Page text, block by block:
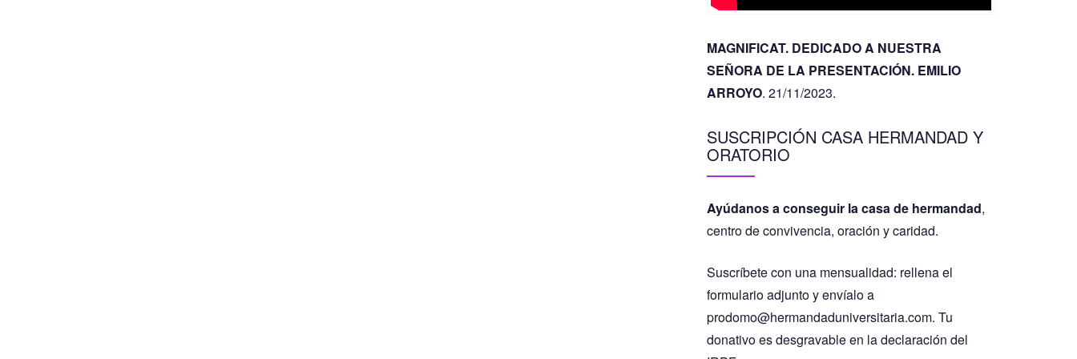
MAGNIFICAT. DEDICADO A NUESTRA
SEÑORA DE LA PRESENTACIÓN. EMILIO
ARROYO. 21/11/2023.
SUSCRIPCIÓN CASA HERMANDAD Y
ORATORIO
Ayúdanos a conseguir la casa de hermandad,
centro de convivencia, oración y caridad.
Suscríbete con una mensualidad: rellena el
formulario adjunto y envíalo a
prodomo@hermandaduniversitaria.com. Tu
donativo es desgravable en la declaración del